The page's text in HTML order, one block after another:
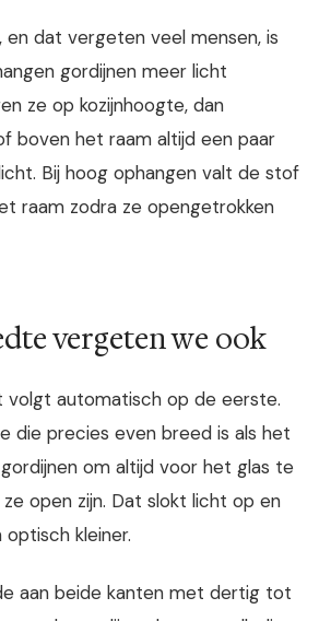
en dat vergeten veel mensen, is
gordijnen meer licht
ze op kozijnhoogte, dan
boven het raam altijd een paar
Bij hoog ophangen valt de stof
raam zodra ze opengetrokken
vergeten we ook
automatisch op de eerste.
die precies even breed is als het
om altijd voor het glas te
ze open zijn. Dat slokt licht op en
kleiner.
aan beide kanten met dertig tot